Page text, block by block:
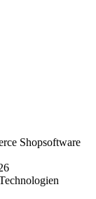
Shopsoftware